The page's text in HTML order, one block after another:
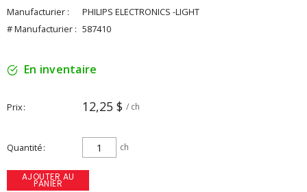
Manufacturier :
PHILIPS ELECTRONICS -LIGHT
# Manufacturier : 587410
En inventaire
Prix 12,25 $ / ch
Quantité ch
AJOUTER AU
PANIER